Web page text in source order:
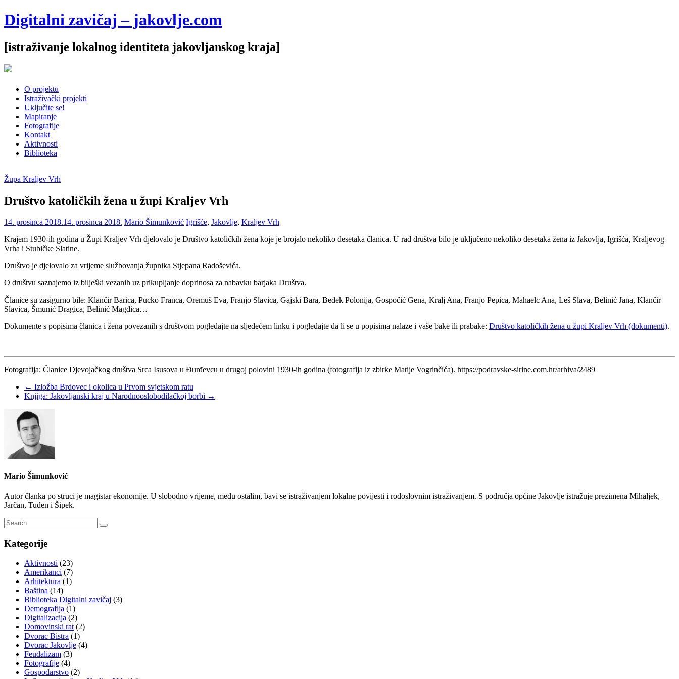
Digitalni zavičaj – jakovlje.com
[istraživanje lokalnog identiteta jakovljanskog kraja]
O projektu
Istraživački projekti
Uključite se!
Mapiranje
Fotografije
Kontakt
Aktivnosti
Biblioteka
Župa Kraljev Vrh
Društvo katoličkih žena u župi Kraljev Vrh
14. prosinca 2018.14. prosinca 2018. Mario Šimunković Igrišće, Jakovlje, Kraljev Vrh
Krajem 1930-ih godina u Župi Kraljev Vrh djelovalo je Društvo katoličkih žena koje je brojalo nekoliko desetaka članica. U rad društva bilo je uključeno nekoliko desetaka žena iz Jakovlja, Igrišća, Kraljevog
Vrha i Stubičke Slatine.
Društvo je djelovalo za vrijeme službovanja župnika Stjepana Radoševića.
O društvu saznajemo iz bilješki vezanih uz prikupljanje doprinosa za nabavku barjaka Društva.
Članice su zasigurno bile: Klančir Barica, Pucko Franca, Oremuš Eva, Franjo Slavica, Gajski Bara, Bedek Polonija, Gospočić Gena, Kralj Ana, Franjo Pepica, Mahaelc Ana, Leš Slava, Belinić Jana, Klančir
Slavica, Šmunić Dragica, Belinić Magdica…
Dokumente s popisima članica i žena povezanih s društvom pogledajte na sljedećem linku i pogledajte da li se u popisima nalaze i vaše bake ili prabake: Društvo katoličkih žena u župi Kraljev Vrh (dokumenti).
Fotografija: Članice Djevojačkog društva Srca Isusova u Đurđevcu u drugoj polovini 1930-ih godina (fotografija iz zbirke Matije Vogrinčića). https://podravske-sirine.com.hr/arhiva/2489
← Izložba Brdovec i okolica u Prvom svjetskom ratu
Knjiga: Jakovljanski kraj u Narodnooslobodilačkoj borbi →
Mario Šimunković
Autor članka po struci je magistar ekonomije. U slobodno vrijeme, među ostalim, bavi se istraživanjem lokalne povijesti i rodoslovnim istraživanjem. S područja općine Jakovlje istražuje prezimena Mihaljek,
Jarčan, Tuđen i Šipek.
Kategorije
Aktivnosti (23)
Amerikanci (7)
Arhitektura (1)
Baština (14)
Biblioteka Digitalni zavičaj (3)
Demografija (1)
Digitalizacija (2)
Domovinski rat (2)
Dvorac Bistra (1)
Dvorac Jakovlje (4)
Feudalizam (3)
Fotografije (4)
Gospodarstvo (2)